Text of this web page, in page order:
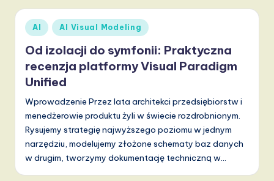
r
e
n
d
s
in
A
I,
S
Posted
in
AI AI Visual Modeling
Od izolacji do symfonii: Praktyczna
recenzja platformy Visual Paradigm
Unified
Wprowadzenie Przez lata architekci przedsiębiorstw i
menedżerowie produktu żyli w świecie rozdrobnionym.
Rysujemy strategię najwyższego poziomu w jednym
narzędziu, modelujemy złożone schematy baz danych
w drugim, tworzymy dokumentację techniczną w…